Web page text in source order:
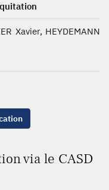
Xavier, HEYDEMANN
via le CASD